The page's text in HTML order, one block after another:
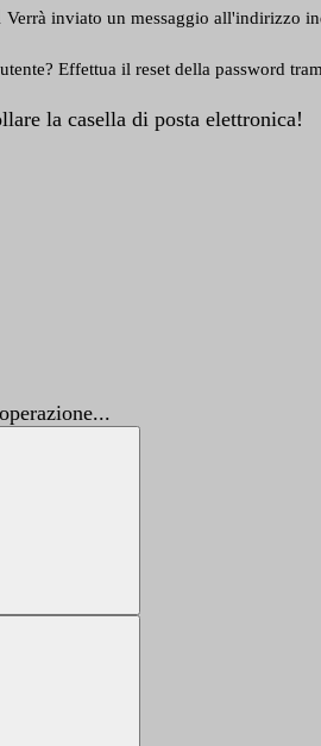
Verrà inviato un messaggio all'indirizzo
Effettua il reset della password
la casella di posta elettronica!